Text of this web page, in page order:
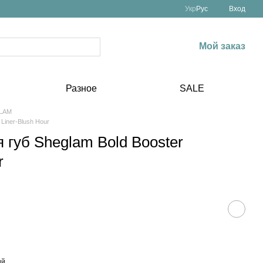
Укр Рус Вход
Мой заказ
Разное SALE
Blush Hour
Sheglam Bold Booster